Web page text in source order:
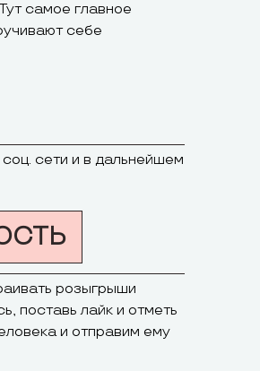
самое главное
себе
сети и в дальнейшем
розыгрыши
поставь лайк и отметь
и отправим ему